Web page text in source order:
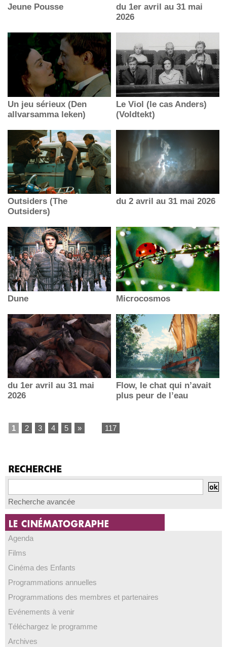
Jeune Pousse
du 1er avril au 31 mai
2026
Un jeu sérieux (Den
allvarsamma leken)
Le Viol (le cas Anders)
(Voldtekt)
Outsiders (The
Outsiders)
du 2 avril au 31 mai 2026
Dune Microcosmos
du 1er avril au 31 mai
2026
Flow, le chat qui n’avait
plus peur de l’eau
1 2 3 4 5 » 117
Recherche avancée
Agenda
Films
Cinéma des Enfants
Programmations annuelles
Programmations des membres et partenaires
Evénements à venir
Téléchargez le programme
Archives